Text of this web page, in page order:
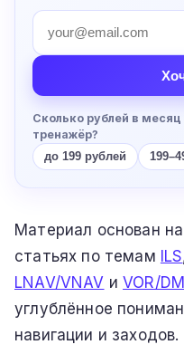
Сколько рублей в
тренажёр?
до 199 рублей
Материал основан
статьях по темам ILS
LNAV/VNAV иVOR/
углублённое
навигации и заходов.